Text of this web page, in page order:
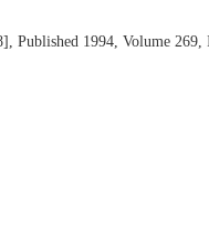
Published 1994, Volume 269,